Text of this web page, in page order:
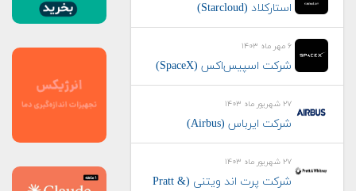
استارکلاد (Starcloud)
۶ مهر ماه ۱۴۰۳
شرکت اسپیس‌اکس (SpaceX)
۲۷ شهریور ماه ۱۴۰۳
شرکت ایرباس (Airbus)
۲۷ شهریور ماه ۱۴۰۳
شرکت پرت اند ویتنی (Pratt &